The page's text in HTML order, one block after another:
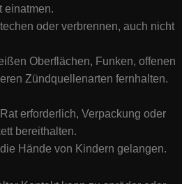
einatmen.
oder verbrennen, auch nicht
Oberflächen, Funken, offenen
Zündquellenarten fernhalten.
erforderlich, Verpackung oder
bereithalten.
Hände von Kindern gelangen.